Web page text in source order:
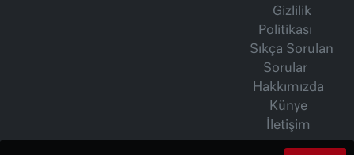
Gizlilik
Politikası
Sıkça Sorulan
Sorular
Hakkımızda
Künye
İletişim